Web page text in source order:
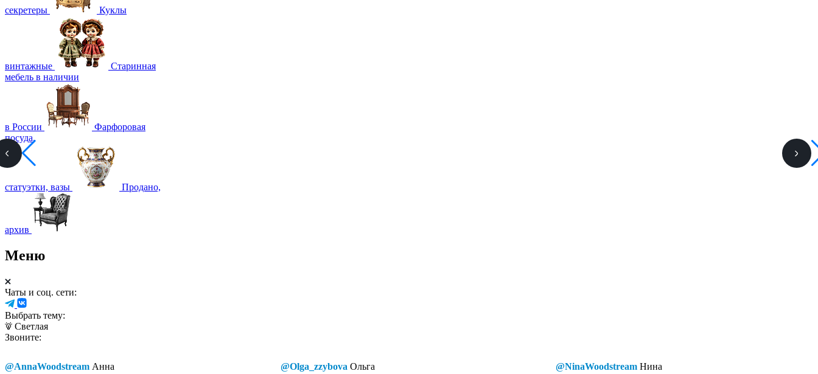
секретеры Куклы
винтажные
Старинная
мебель в наличии
в России
Фарфоровая
посуда,
статуэтки, вазы Продано,
архив
Меню
Чаты и соц. сети:
Выбрать тему:
Светлая
Звоните:
@AnnaWoodstream Анна @Olga_zzybova Ольга @NinaWoodstream Нина